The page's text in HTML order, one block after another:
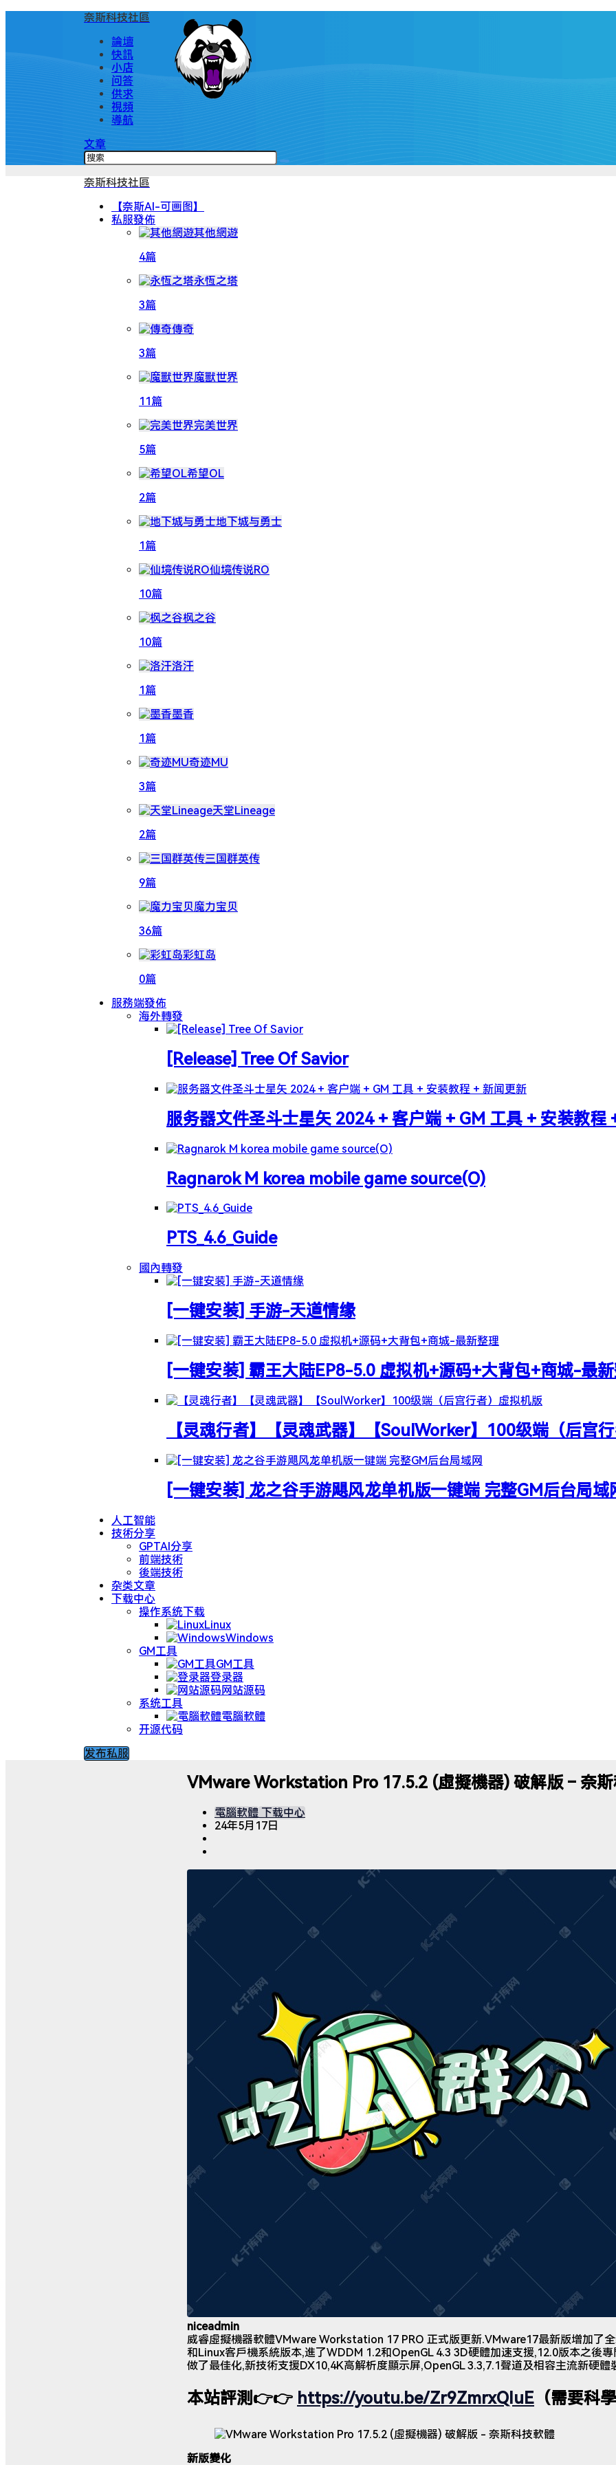
奈斯科技社區
論壇
快訊
小店
问答
供求
視頻
導航
文章
奈斯科技社區
【奈斯AI-可画图】
私服發佈
其他網遊
4篇
永恆之塔
3篇
傳奇
3篇
魔獸世界
11篇
完美世界
5篇
希望OL
2篇
地下城与勇士
1篇
仙境传说RO
10篇
枫之谷
10篇
洛汗
1篇
墨香
1篇
奇迹MU
3篇
天堂Lineage
2篇
三国群英传
9篇
魔力宝贝
36篇
彩虹岛
0篇
服務端發佈
海外轉發
[Release] Tree Of Savior
服务器文件圣斗士星矢 2024 + 客户端 + GM 工具 + 安装教程
Ragnarok M korea mobile game source(O)
PTS_4.6_Guide
國內轉發
[一键安装] 手游-天道情缘
[一键安装] 霸王大陆EP8-5.0 虚拟机+源码+大背包+商城-最
【灵魂行者】【灵魂武器】【SoulWorker】100级端（后宫
[一键安装] 龙之谷手游飓风龙单机版一键端 完整GM后台局域
人工智能
技術分享
GPTAI分享
前端技術
後端技術
杂类文章
下载中心
操作系统下载
Linux
Windows
GM工具
GM工具
登录器
网站源码
系统工具
電腦軟體
开源代码
发布私服
VMware Workstation Pro 17.5.2 (虛擬機器) 破解版 – 奈
電腦軟體 下载中心
24年5月17日
niceadmin
威睿虛擬機器軟體VMware Workstation 17 PRO 正式版更新.VMware17最新版增加了
和Linux客戶機系統版本,進了WDDM 1.2和OpenGL 4.3 3D硬體加速支援,12.0版本之後
做了最佳化,新技術支援DX10,4K高解析度顯示屏,OpenGL 3.3,7.1聲道及相容主流新硬體
本站評測👉👉 https://youtu.be/Zr9ZmrxQIuE （需要科
新版變化